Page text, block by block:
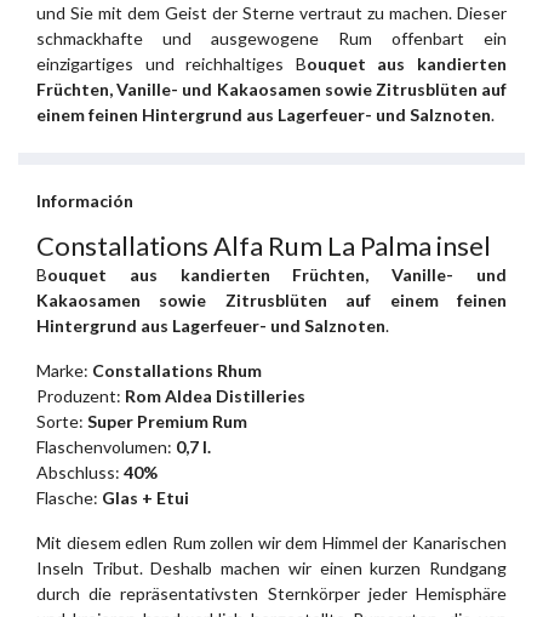
und Sie mit dem Geist der Sterne vertraut zu machen. Dieser
schmackhafte und ausgewogene Rum offenbart ein
einzigartiges und reichhaltiges Bouquet aus kandierten
Früchten, Vanille- und Kakaosamen sowie Zitrusblüten auf
einem feinen Hintergrund aus Lagerfeuer- und Salznoten.
Información
Constallations Alfa Rum La Palma insel
Bouquet aus kandierten Früchten, Vanille- und
Kakaosamen sowie Zitrusblüten auf einem feinen
Hintergrund aus Lagerfeuer- und Salznoten.
Marke: Constallations Rhum
Produzent: Rom Aldea Distilleries
Sorte: Super Premium Rum
Flaschenvolumen: 0,7 l.
Abschluss: 40%
Flasche: Glas + Etui
Mit diesem edlen Rum zollen wir dem Himmel der Kanarischen
Inseln Tribut. Deshalb machen wir einen kurzen Rundgang
durch die repräsentativsten Sternkörper jeder Hemisphäre